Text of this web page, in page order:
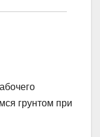
грунтом при